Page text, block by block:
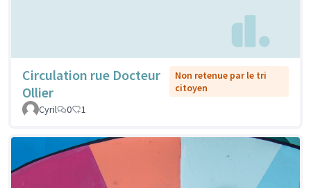
Circulation rue Docteur
Ollier
Non retenue par le tri
citoyen
Cyril
0 1